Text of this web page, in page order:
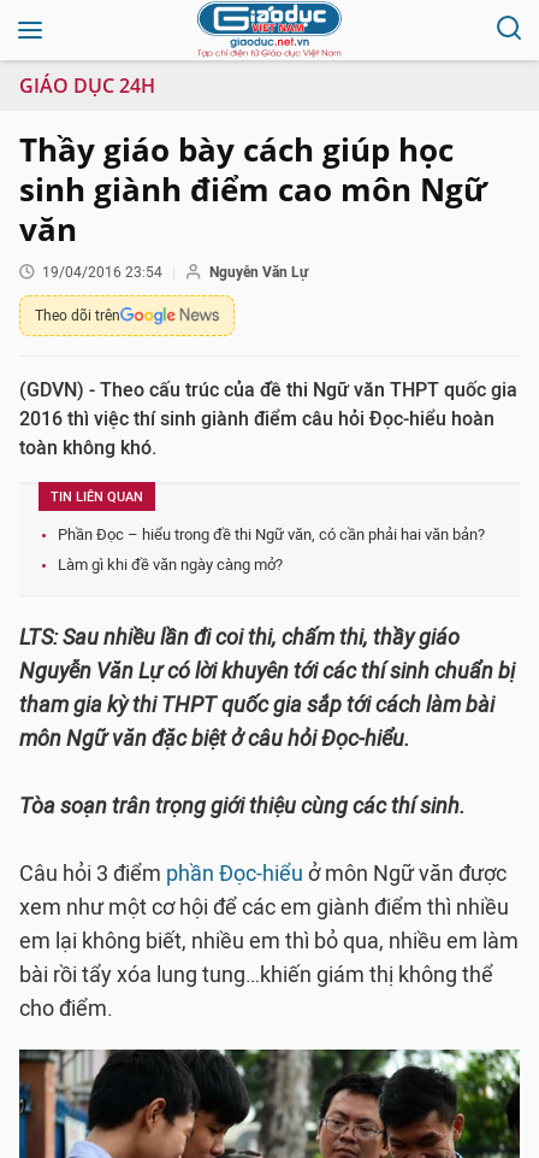
GIÁO DỤC 24H
Thầy giáo bày cách giúp học
sinh giành điểm cao môn Ngữ
văn
19/04/2016 23:54 Nguyễn Văn Lự
Theo dõi trên
(GDVN) - Theo cấu trúc của đề thi Ngữ văn THPT quốc gia
2016 thì việc thí sinh giành điểm câu hỏi Đọc-hiểu hoàn
toàn không khó.
TIN LIÊN QUAN
Phần Đọc – hiểu trong đề thi Ngữ văn, có cần phải hai văn bản?
Làm gì khi đề văn ngày càng mở?
LTS: Sau nhiều lần đi coi thi, chấm thi, thầy giáo
Nguyễn Văn Lự có lời khuyên tới các thí sinh chuẩn bị
tham gia kỳ thi THPT quốc gia sắp tới cách làm bài
môn Ngữ văn đặc biệt ở câu hỏi Đọc-hiểu.
Tòa soạn trân trọng giới thiệu cùng các thí sinh.
Câu hỏi 3 điểm phần Đọc-hiểu ở môn Ngữ văn được
xem như một cơ hội để các em giành điểm thì nhiều
em lại không biết, nhiều em thì bỏ qua, nhiều em làm
bài rồi tẩy xóa lung tung…khiến giám thị không thể
cho điểm.